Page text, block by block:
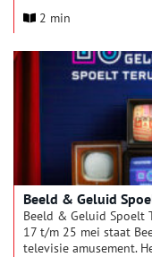
vieren. Bezoekers
2 min
Beeld & Geluid
Beeld & Geluid Spoelt
17 t/m 25 mei staat
televisie amusement.